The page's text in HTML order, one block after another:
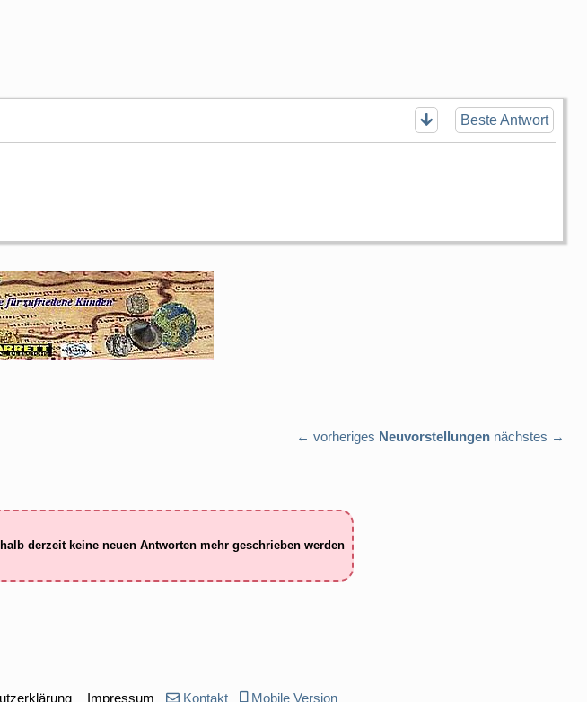
Beste Antwort
← vorheriges Neuvorstellungen nächstes →
derzeit keine neuen Antworten mehr geschrieben werden
Impressum Kontakt Mobile Version